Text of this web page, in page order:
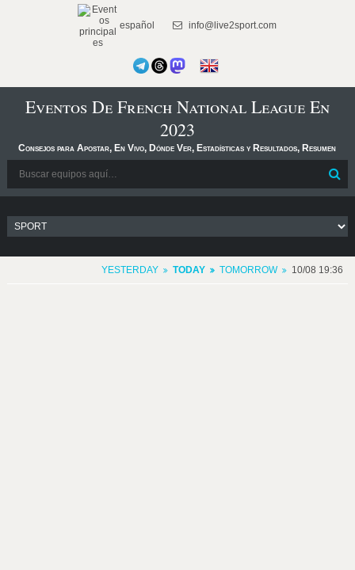
español info@live2sport.com
Eventos De French National League En
2023
Consejos para Apostar, En Vivo, Dónde Ver, Estadísticas y Resultados, Resumen
YESTERDAY TODAY TOMORROW 10/08 19:36